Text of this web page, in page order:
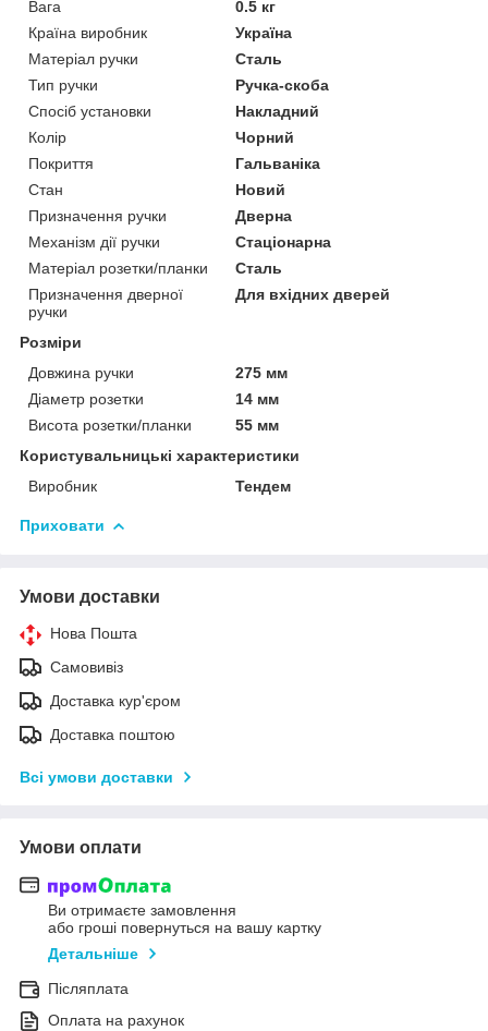
Вага
0.5 кг
Країна виробник
Україна
Матеріал ручки
Сталь
Тип ручки
Ручка-скоба
Спосіб установки
Накладний
Колір
Чорний
Покриття
Гальваніка
Стан
Новий
Призначення ручки
Дверна
Механізм дії ручки
Стаціонарна
Матеріал розетки/планки
Сталь
Призначення дверної
ручки
Для вхідних дверей
Розміри
Довжина ручки
275 мм
Діаметр розетки
14 мм
Висота розетки/планки
55 мм
Користувальницькі характеристики
Виробник
Тендем
Приховати
Умови доставки
Нова Пошта
Самовивіз
Доставка кур'єром
Доставка поштою
Всі умови доставки
Умови оплати
Ви отримаєте замовлення
або гроші повернуться на вашу картку
Детальніше
Післяплата
Оплата на рахунок